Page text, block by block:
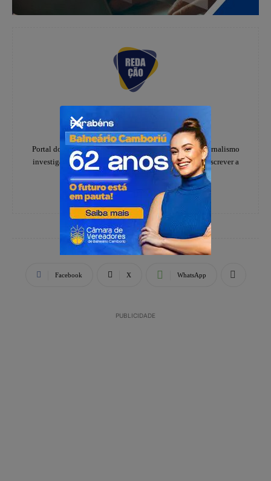
https://www.instagram.com/folhadoestadosc/
Portal do notícias Folha do Estado especializado em jornalismo
investigativo e de denúncias, há 20 anos, ajudando a escrever a
história dos catarinenses.
Facebook X WhatsApp
PUBLICIDADE